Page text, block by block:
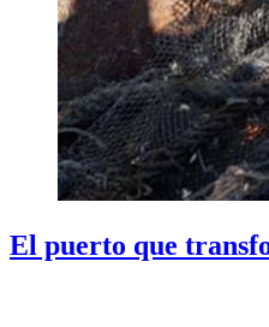
El puerto que